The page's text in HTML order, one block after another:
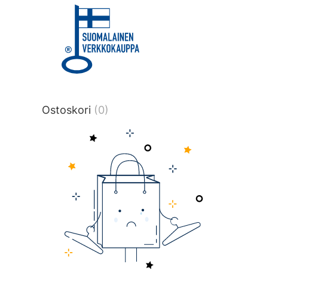
title or content.","post_type":
tmlmvi","meta_query":
data-original-query-vars="[]" data-page="1" data-
Ostoskori (0)